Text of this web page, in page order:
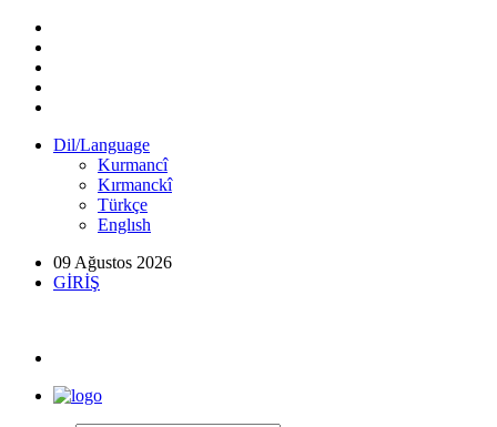
Dil/Language
Kurmancî
Kırmanckî
Türkçe
Englısh
09 Ağustos 2026
GİRİŞ